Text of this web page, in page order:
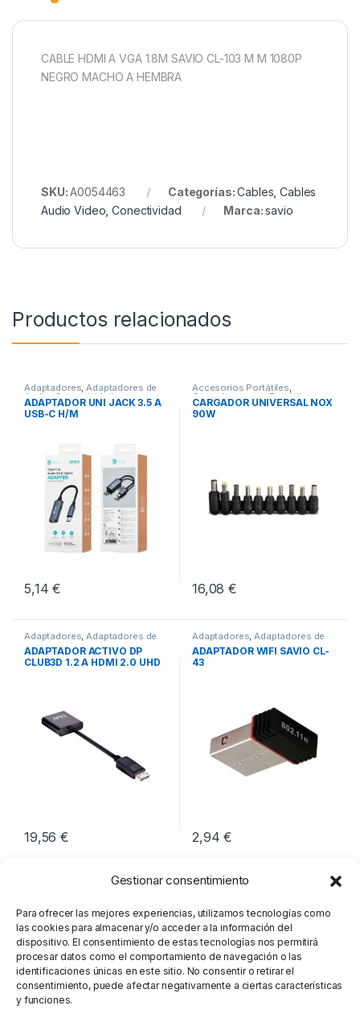
Gestionar consentimiento
Para ofrecer las mejores experiencias, utilizamos tecnologías como
las cookies para almacenar y/o acceder a la información del
dispositivo. El consentimiento de estas tecnologías nos permitirá
procesar datos como el comportamiento de navegación o las
identificaciones únicas en este sitio. No consentir o retirar el
consentimiento, puede afectar negativamente a ciertas características
y funciones.
CABLE HDMI A VGA 1.8M SAVIO CL-103 M M 1080P
NEGRO MACHO A HEMBRA
SKU:A0054463 Categorías:Cables ,Cables
Audio Video ,Conectividad Marca:savio
Productos relacionados
Adaptadores,Adaptadores de
Audio,Conectividad
ADAPTADOR UNI JACK 3.5 A
USB-C H/M
5,14€
Accesorios Portátiles,
Cargadores para Portátiles,
Conectividad
CARGADOR UNIVERSAL NOX
90W
16,08€
Adaptadores,Adaptadores de
Video,Conectividad
ADAPTADOR ACTIVO DP
CLUB3D 1.2 A HDMI 2.0 UHD
19,56€
Adaptadores,Adaptadores de
Red,Conectividad
ADAPTADOR WIFI SAVIO CL-
43
2,94€